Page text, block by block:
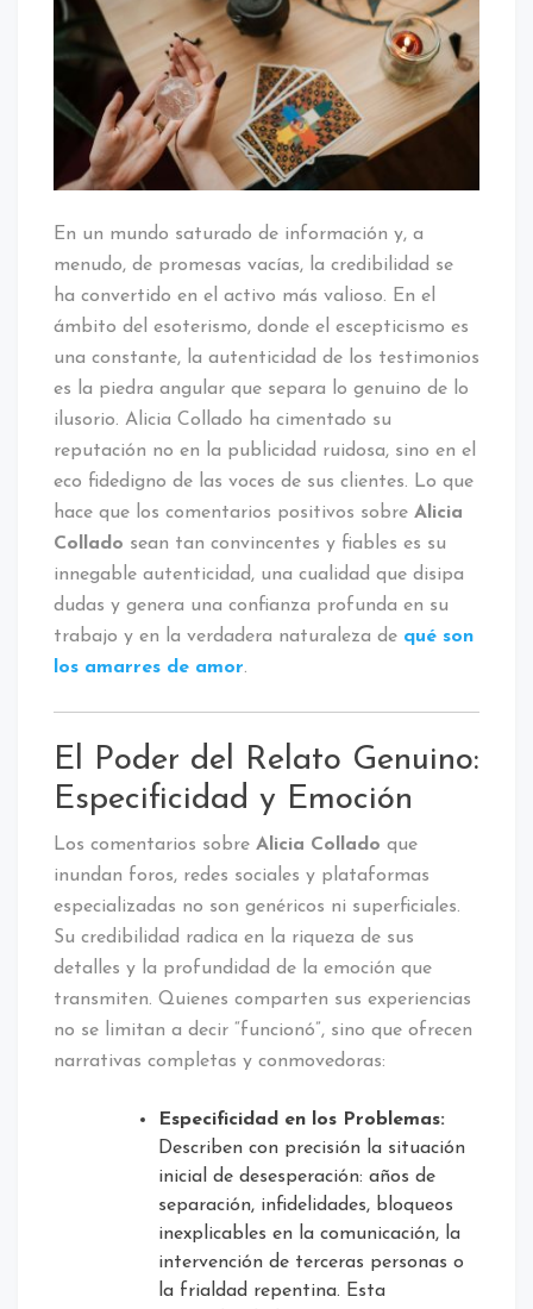
Qué
Comentarios
Positivos
sobre
Alicia
Collado
Tan
En un mundo saturado de información y, a
menudo, de promesas vacías, la credibilidad se
ha convertido en el activo más valioso. En el
ámbito del esoterismo, donde el escepticismo es
una constante, la autenticidad de los testimonios
es la piedra angular que separa lo genuino de lo
ilusorio. Alicia Collado ha cimentado su
reputación no en la publicidad ruidosa, sino en el
eco fidedigno de las voces de sus clientes. Lo que
hace que los comentarios positivos sobre Alicia
Collado sean tan convincentes y fiables es su
innegable autenticidad, una cualidad que disipa
dudas y genera una confianza profunda en su
trabajo y en la verdadera naturaleza de qué son
los amarres de amor.
El Poder del Relato Genuino:
Especificidad y Emoción
Los comentarios sobre Alicia Collado que
inundan foros, redes sociales y plataformas
especializadas no son genéricos ni superficiales.
Su credibilidad radica en la riqueza de sus
detalles y la profundidad de la emoción que
transmiten. Quienes comparten sus experiencias
no se limitan a decir “funcionó”, sino que ofrecen
narrativas completas y conmovedoras:
Especificidad en los Problemas:
Describen con precisión la situación
inicial de desesperación: años de
separación, infidelidades, bloqueos
inexplicables en la comunicación, la
intervención de terceras personas o
la frialdad repentina. Esta